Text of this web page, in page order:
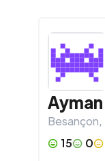
Besançon,
15
0